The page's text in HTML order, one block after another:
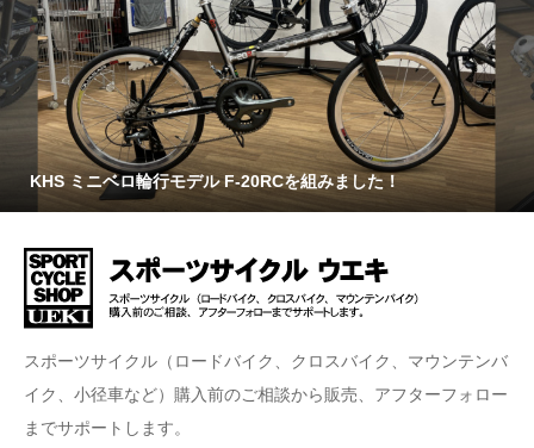
KHS ミニベロ輪行モデル F-20RCを組みました！
スポーツサイクル（ロードバイク、クロスバイク、マウンテンバ
イク、小径車など）購入前のご相談から販売、アフターフォロー
までサポートします。